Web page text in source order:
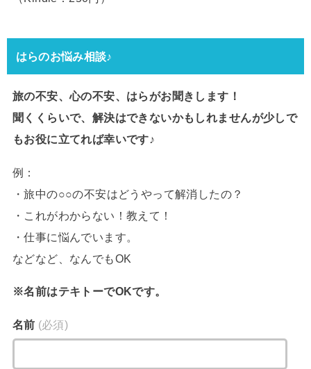
はらのお悩み相談♪
旅の不安、心の不安、はらがお聞きします！
聞くくらいで、解決はできないかもしれませんが少しで
もお役に立てれば幸いです♪
例：
・旅中の○○の不安はどうやって解消したの？
・これがわからない！教えて！
・仕事に悩んでいます。
などなど、なんでもOK
※名前はテキトーでOKです。
名前 (必須)